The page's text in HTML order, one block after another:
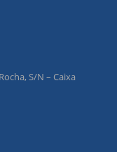
S/N – Caixa